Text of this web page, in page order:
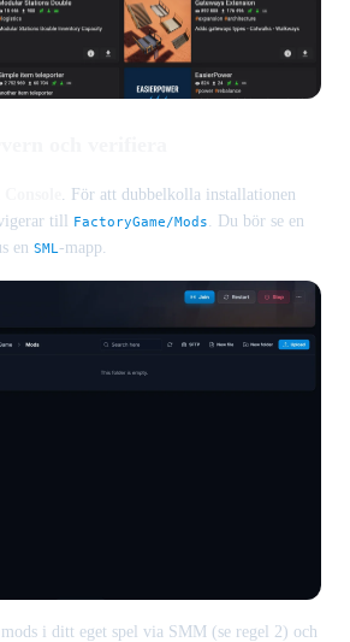
. För att dubbelkolla installationen
till FactoryGame/Mods
. Du bör se en
en SML-mapp.
mods i ditt eget spel via SMM (se regel 2) och